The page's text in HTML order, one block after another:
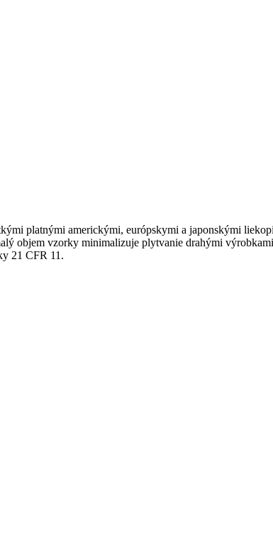
platnými americkými, európskymi a japonskými
objem vzorky minimalizuje plytvanie drahými
21 CFR 11.